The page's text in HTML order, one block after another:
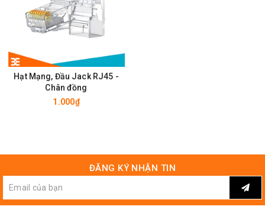
Hạt Mạng, Đầu Jack RJ45 -
Chân đồng
1.000₫
ĐĂNG KÝ NHẬN TIN